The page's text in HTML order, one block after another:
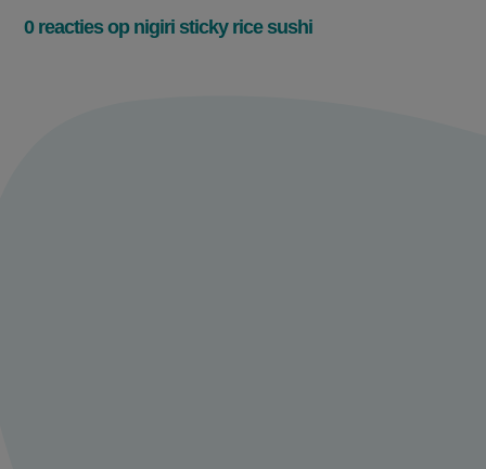
0 reacties op nigiri sticky rice sushi